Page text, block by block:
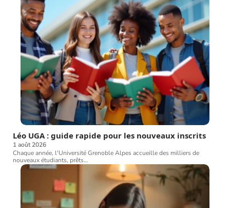
Léo UGA : guide rapide pour les nouveaux inscrits
1 août 2026
Chaque année, l'Université Grenoble Alpes accueille des milliers de
nouveaux étudiants, prêts…